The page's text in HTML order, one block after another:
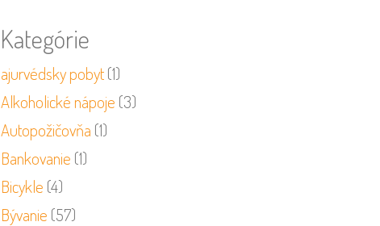
Kategórie
ajurvédsky pobyt(1)
Alkoholické nápoje (3)
Autopožičovňa (1)
Bankovanie (1)
Bicykle (4)
Bývanie (57)